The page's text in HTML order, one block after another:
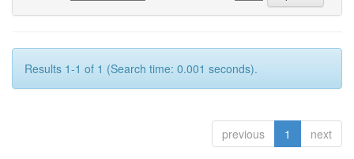
Results 1-1 of 1 (Search time: 0.001 seconds).
previous 1 next